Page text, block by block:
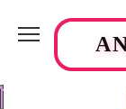
содержанию